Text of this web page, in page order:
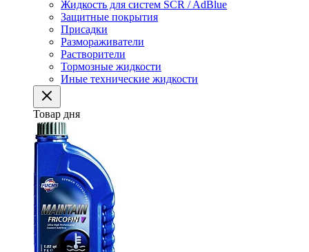
Жидкость для систем SCR / AdBlue
Защитные покрытия
Присадки
Размораживатели
Растворители
Тормозные жидкости
Иные технические жидкости
Товар дня